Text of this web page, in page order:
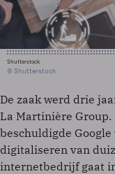
Shutterstock
© Shutterstock
De zaak werd drie
La Martinière
beschuldigde
digitaliseren van
internetbedrijf gaat